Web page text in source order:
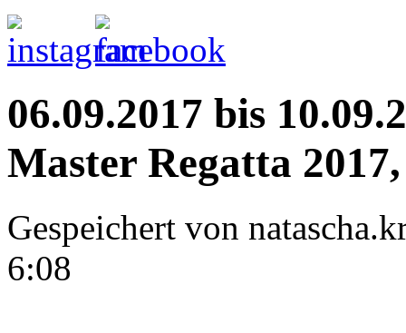
06.09.2017 bis
Master Regatta
Gespeichert von
6:08